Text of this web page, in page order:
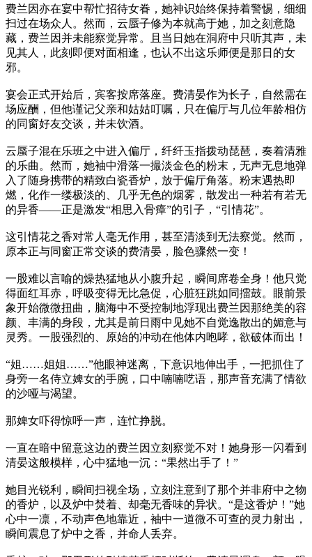
费兰因亦在宴中帮忙招待女眷，她神识始终保持着警惕，细细
扫过在场众人。然而，云蜃子修为本就高于她，加之刻意隐
藏，费兰因并未能察觉异常。且当日她在洞府中只听其声，未
见其人，此刻即便对面相逢，也认不出这乐师便是那日的女
邪。
宴会正式开始后，宾客按席落座。费清晏作为长子，自然需在
场应酬，但他谨记父亲和姑姑叮嘱，只在偏厅与几位年龄相仿
的同窗好友交谈，并未饮酒。
云蜃子混在乐班之中进入偏厅，纤纤玉指拨动琵琶，奏着清雅
的乐曲。然而，她袖中滑落一撮淡金色的粉末，无声无息地弹
入了随身携带的精致白瓷香炉，放于偏厅角落。粉末遇热即
燃，化作一缕极淡的、几乎无色的烟雾，散发出一种若有若无
的异香——正是激发“相思入骨瘴”的引子，“引情花”。
这引情花之香对常人毫无作用，甚至清淡到无法察觉。然而，
原本正与同窗正常交谈的费清晏，脸色骤然一变！
一股难以言喻的燥热猛地从小腹升起，瞬间席卷全身！他只觉
得面红耳赤，呼吸变得无比急促，心脏狂跳如同擂鼓。眼前景
象开始微微扭曲，脑海中不受控制地浮现出费兰因那绝美的容
颜、丰满的身段，尤其是前日雨中见她不自觉逸散出的媚意与
灵秀。一股强烈的、原始的冲动在他体内咆哮，欲破体而出！
“姐……姐姐……”他眼神迷离，下意识地伸出手，一把抓住了
身旁一名侍立婢女的手腕，口中喃喃呓语，那声音充满了情欲
的沙哑与渴望。
那婢女吓得惊呼一声，连忙挣脱。
一直在暗中留意这边的费兰因立刻察觉不对！她身形一闪看到
清晏这般模样，心中猛地一沉：“果然出手了！”
她目光锐利，瞬间扫视全场，立刻注意到了那个并非府中之物
的香炉，以及炉中焚着、却毫无香味的异状。“是这香炉！”她
心中一凛，不动声色地靠近，袖中一道微不可查的灵力射出，
瞬间震息了炉中之香，并命人丢弃。